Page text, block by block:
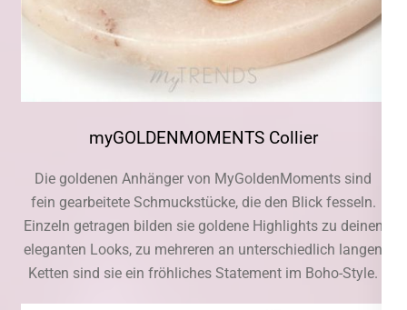
myGOLDENMOMENTS Collier
Die goldenen Anhänger von MyGoldenMoments sind
fein gearbeitete Schmuckstücke, die den Blick fesseln.
Einzeln getragen bilden sie goldene Highlights zu deinen
eleganten Looks, zu mehreren an unterschiedlich langen
Ketten sind sie ein fröhliches Statement im Boho-Style.